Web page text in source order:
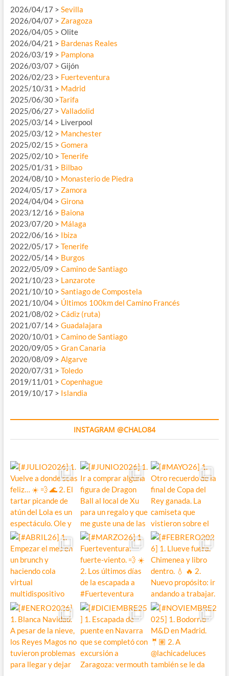
2026/04/17 > Sevilla
2026/04/07 > Zaragoza
2026/04/05 > Olite
2026/04/21 > Bardenas Reales
2026/03/19 > Pamplona
2026/03/07 > Gijón
2026/02/23 > Fuerteventura
2025/10/31 > Madrid
2025/06/30 >Tarifa
2025/06/27 > Valladolid
2025/03/14 > Liverpool
2025/03/12 > Manchester
2025/02/15 > Gomera
2025/02/10 > Tenerife
2025/01/31 > Bilbao
2024/08/10 > Monasterio de Piedra
2024/05/17 > Zamora
2024/04/04 > Girona
2023/12/16 > Baiona
2023/07/20 > Málaga
2022/06/16 > Ibiza
2022/05/17 > Tenerife
2022/05/14 > Burgos
2022/05/09 > Camino de Santiago
2021/10/23 > Lanzarote
2021/10/10 > Santiago de Compostela
2021/10/04 > Últimos 100km del Camino Francés
2021/08/02 > Cádiz (ruta)
2021/07/14 > Guadalajara
2020/10/01 > Camino de Santiago
2020/09/05 > Gran Canaria
2020/08/09 > Algarve
2020/07/31 > Toledo
2019/11/01 > Copenhague
2019/10/17 > Islandia
INSTAGRAM @CHALO84